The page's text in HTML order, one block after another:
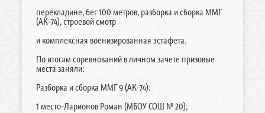
перекладине, бег 100 метров, разборка и сборка ММГ
(АК-74), строевой смотр
и комплексная военизированная эстафета.
По итогам соревнований в личном зачете призовые
места заняли:
Разборка и сборка ММГ 9 (АК-74):
1 место-Ларионов Роман (МБОУ СОШ № 20);